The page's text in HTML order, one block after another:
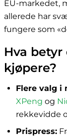
EU-markedet,
allerede har
fungere som
Hva
kjøpere?
Flere valg i
XPeng og
rekkevidde
Prispress: